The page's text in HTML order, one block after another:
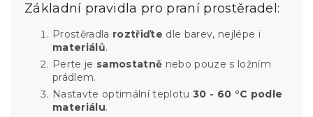
Základní pravidla pro praní prostěradel:
Prostěradla roztřiďte dle barev, nejlépe i
materiálů.
Perte je samostatně nebo pouze s ložním
prádlem.
Nastavte optimální teplotu 30 - 60 °C podle
materiálu.